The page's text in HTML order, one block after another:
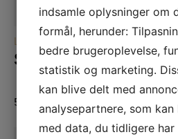
LÆS MERE
LÆDERVARER
Stacey Toilettaske
599,00 DKK
indsamle oplysninger om
formål, herunder:
bedre brugeroplevelse,
statistik og marketing.
kan blive delt med
analysepartnere, som
med data, du tidligere